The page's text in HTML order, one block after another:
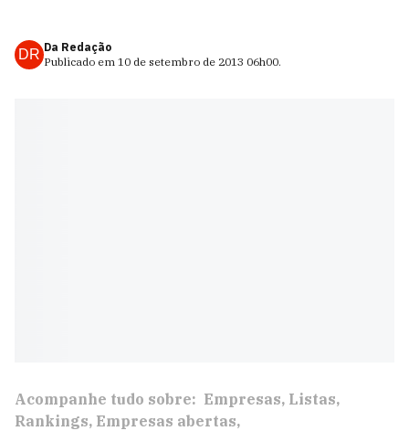
DR Da Redação
Publicado em 10 de setembro de 2013 06h00.
Acompanhe tudo sobre: Empresas Listas
Rankings Empresas abertas